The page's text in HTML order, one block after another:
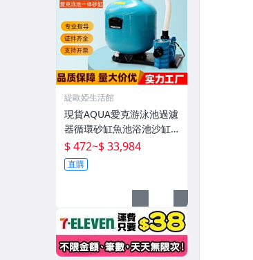
緹歐婭生活館
現貨AQUA愛克游泳池過濾
器循環砂缸魚池浴池沙缸
水泵一體機水處理設備
$ 472~$ 33,984
直購